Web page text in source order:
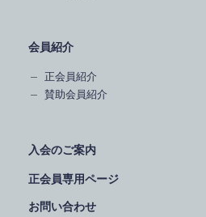
会員紹介
正会員紹介
賛助会員紹介
入会のご案内
正会員専用ページ
お問い合わせ